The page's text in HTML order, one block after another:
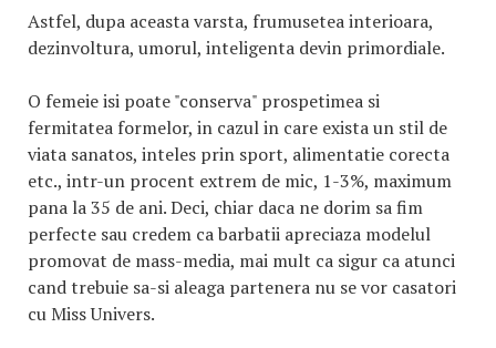
Astfel, dupa aceasta varsta, frumusetea interioara,
dezinvoltura, umorul, inteligenta devin primordiale.
O femeie isi poate "conserva" prospetimea si
fermitatea formelor, in cazul in care exista un stil de
viata sanatos, inteles prin sport, alimentatie corecta
etc., intr-un procent extrem de mic, 1-3%, maximum
pana la 35 de ani. Deci, chiar daca ne dorim sa fim
perfecte sau credem ca barbatii apreciaza modelul
promovat de mass-media, mai mult ca sigur ca atunci
cand trebuie sa-si aleaga partenera nu se vor casatori
cu Miss Univers.